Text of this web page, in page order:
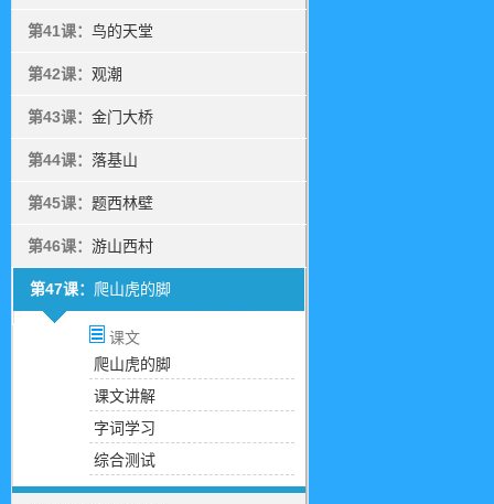
第41课： 鸟的天堂
第42课： 观潮
第43课： 金门大桥
第44课： 落基山
第45课： 题西林壁
第46课： 游山西村
第47课： 爬山虎的脚
课文
爬山虎的脚
课文讲解
字词学习
综合测试